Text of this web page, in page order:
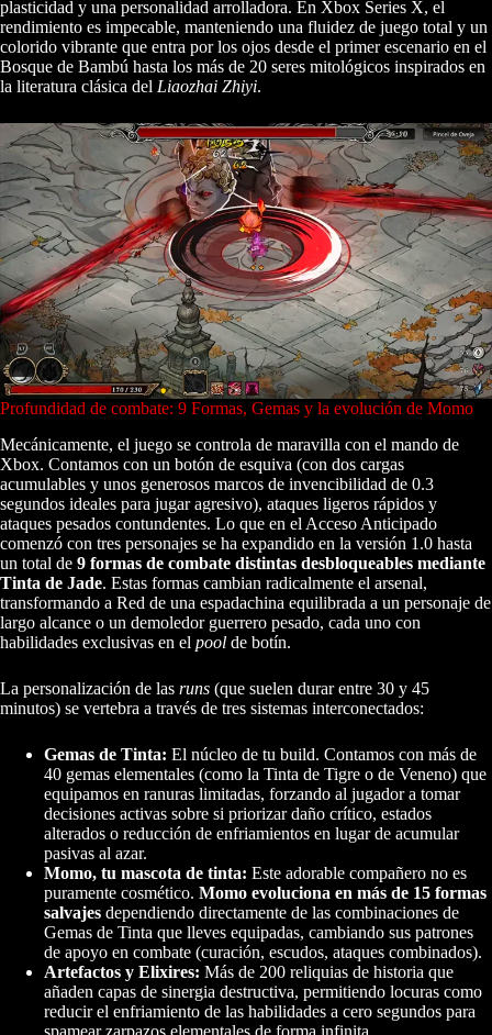
plasticidad y una personalidad arrolladora. En Xbox Series X, el
rendimiento es impecable, manteniendo una fluidez de juego total y un
colorido vibrante que entra por los ojos desde el primer escenario en el
Bosque de Bambú hasta los más de 20 seres mitológicos inspirados en
la literatura clásica del Liaozhai Zhiyi.
Profundidad de combate: 9 Formas, Gemas y la evolución de Momo
Mecánicamente, el juego se controla de maravilla con el mando de
Xbox. Contamos con un botón de esquiva (con dos cargas
acumulables y unos generosos marcos de invencibilidad de 0.3
segundos ideales para jugar agresivo), ataques ligeros rápidos y
ataques pesados contundentes. Lo que en el Acceso Anticipado
comenzó con tres personajes se ha expandido en la versión 1.0 hasta
un total de 9 formas de combate distintas desbloqueables mediante
Tinta de Jade. Estas formas cambian radicalmente el arsenal,
transformando a Red de una espadachina equilibrada a un personaje de
largo alcance o un demoledor guerrero pesado, cada uno con
habilidades exclusivas en el pool de botín.
La personalización de las runs (que suelen durar entre 30 y 45
minutos) se vertebra a través de tres sistemas interconectados:
Gemas de Tinta: El núcleo de tu build. Contamos con más de
40 gemas elementales (como la Tinta de Tigre o de Veneno) que
equipamos en ranuras limitadas, forzando al jugador a tomar
decisiones activas sobre si priorizar daño crítico, estados
alterados o reducción de enfriamientos en lugar de acumular
pasivas al azar.
Momo, tu mascota de tinta: Este adorable compañero no es
puramente cosmético. Momo evoluciona en más de 15 formas
salvajes dependiendo directamente de las combinaciones de
Gemas de Tinta que lleves equipadas, cambiando sus patrones
de apoyo en combate (curación, escudos, ataques combinados).
Artefactos y Elixires: Más de 200 reliquias de historia que
añaden capas de sinergia destructiva, permitiendo locuras como
reducir el enfriamiento de las habilidades a cero segundos para
spamear zarpazos elementales de forma infinita.